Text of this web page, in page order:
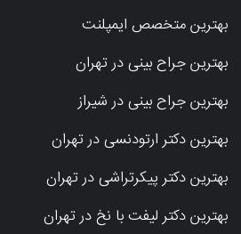
بهترین متخصص ایمپلنت
بهترین جراح بینی در تهران
بهترین جراح بینی در شیراز
بهترین دکتر ارتودنسی در تهران
بهترین دکتر پیکرتراشی در تهران
بهترین دکتر لیفت با نخ در تهران